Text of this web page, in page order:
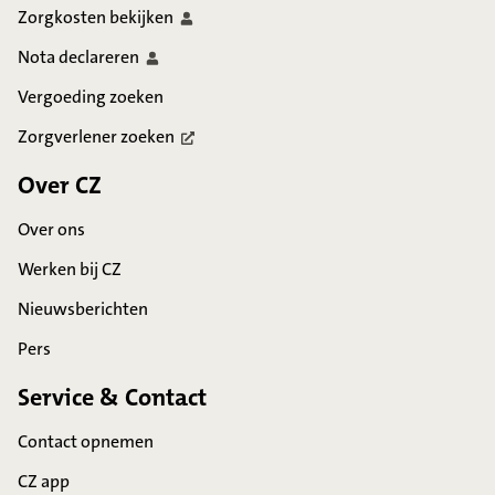
Zorgkosten bekijken
Notadeclareren
Vergoeding zoeken
Zorgverlenerzoeken
Over CZ
Over ons
Werken bij CZ
Nieuwsberichten
Pers
Service & Contact
Contact opnemen
CZ app